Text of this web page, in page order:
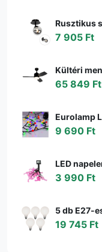
7 905 Ft
65 849 Ft
9 690 Ft
3 990 Ft
19 745 Ft